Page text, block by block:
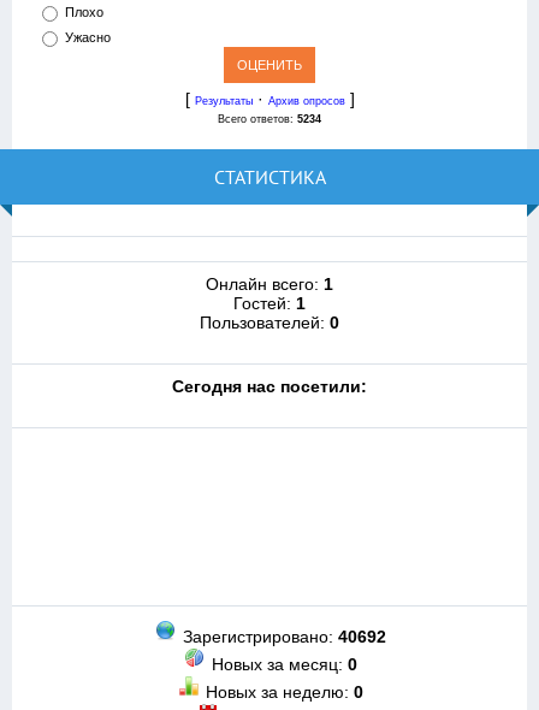
Плохо
Ужасно
[ Результаты· Архив опросов]
Всего ответов: 5234
СТАТИСТИКА
Онлайн всего: 1
Гостей: 1
Пользователей: 0
Cегодня нас посетили:
Зарегистрировано: 40692
Новых за месяц: 0
Новых за неделю: 0